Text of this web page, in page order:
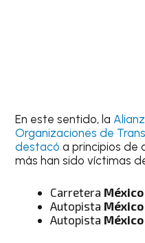
En este sentido, la
Organizaciones de
destacó a principios de
más han sido víctimas
Carretera
Autopista
Autopista